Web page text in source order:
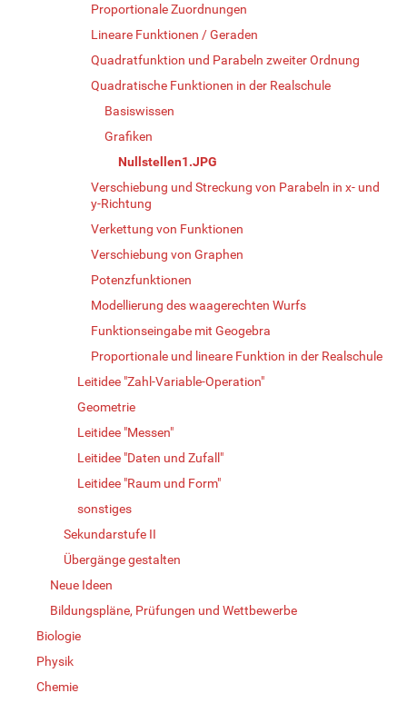
Proportionale Zuordnungen
Lineare Funktionen / Geraden
Quadratfunktion und Parabeln zweiter Ordnung
Quadratische Funktionen in der Realschule
Basiswissen
Grafiken
Nullstellen1.JPG
Verschiebung und Streckung von Parabeln in x- und
y-Richtung
Verkettung von Funktionen
Verschiebung von Graphen
Potenzfunktionen
Modellierung des waagerechten Wurfs
Funktionseingabe mit Geogebra
Proportionale und lineare Funktion in der Realschule
Leitidee "Zahl-Variable-Operation"
Geometrie
Leitidee "Messen"
Leitidee "Daten und Zufall"
Leitidee "Raum und Form"
sonstiges
Sekundarstufe II
Übergänge gestalten
Neue Ideen
Bildungspläne, Prüfungen und Wettbewerbe
Biologie
Physik
Chemie